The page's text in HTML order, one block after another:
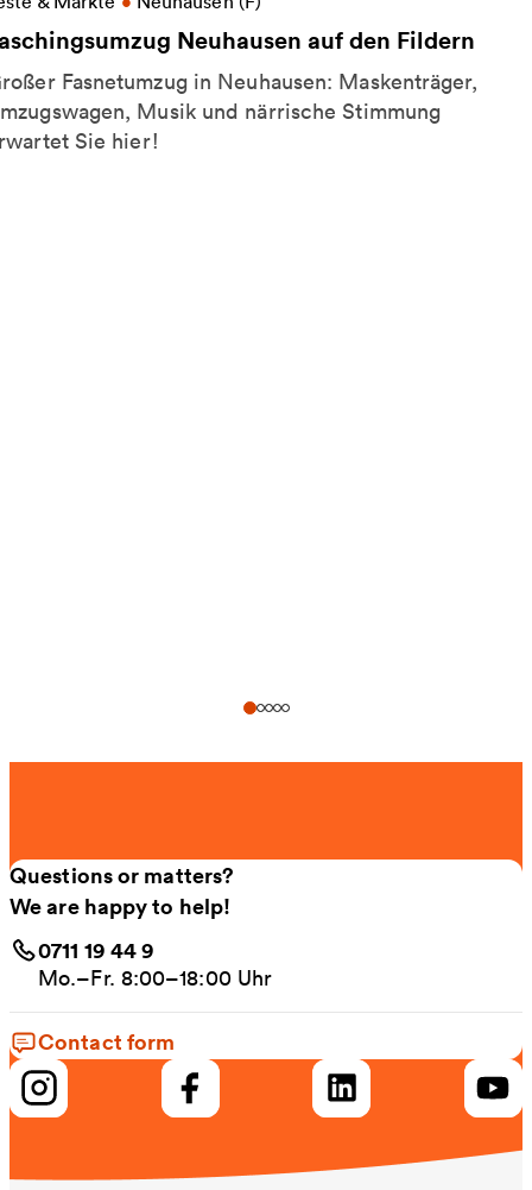
Neuhausen auf den Fildern
Fasnetumzug in Neuhausen: Maskenträger,
Musik und närrische Stimmung
Sie hier!
Questions or matters?
We are happy to help!
0711 19 44 9
Mo.–Fr. 8:00–18:00 Uhr
Contact form